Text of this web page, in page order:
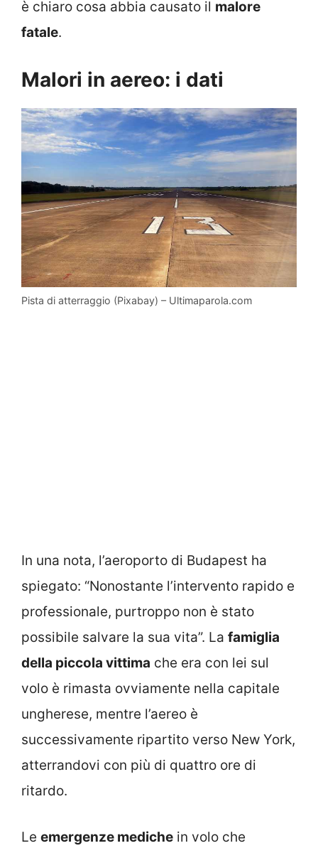
è chiaro cosa abbia causato il malore
fatale.
Malori in aereo: i dati
Pista di atterraggio (Pixabay) – Ultimaparola.com
In una nota, l’aeroporto di Budapest ha
spiegato: “Nonostante l’intervento rapido e
professionale, purtroppo non è stato
possibile salvare la sua vita”. La famiglia
della piccola vittima che era con lei sul
volo è rimasta ovviamente nella capitale
ungherese, mentre l’aereo è
successivamente ripartito verso New York,
atterrandovi con più di quattro ore di
ritardo.
Le emergenze mediche in volo che